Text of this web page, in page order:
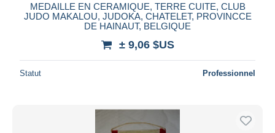
MEDAILLE EN CERAMIQUE, TERRE CUITE, CLUB
JUDO MAKALOU, JUDOKA, CHATELET, PROVINCCE
DE HAINAUT, BELGIQUE
± 9,06 $US
Statut Professionnel